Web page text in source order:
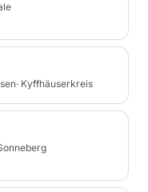
· Kyffhäuserkreis